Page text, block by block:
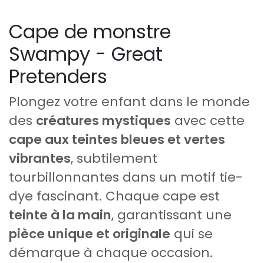
Cape de monstre
Swampy - Great
Pretenders
Plongez votre enfant dans le monde
des créatures mystiques avec cette
cape aux teintes bleues et vertes
vibrantes, subtilement
tourbillonnantes dans un motif tie-
dye fascinant. Chaque cape est
teinte à la main, garantissant une
pièce unique et originale qui se
démarque à chaque occasion.